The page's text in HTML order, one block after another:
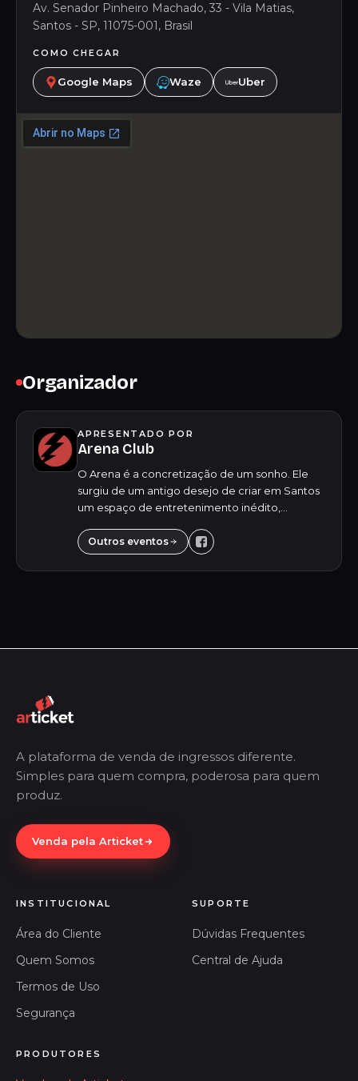
Av. Senador Pinheiro Machado, 33 - Vila Matias,
Santos - SP, 11075-001, Brasil
COMO CHEGAR
Google Maps Waze Uber
Organizador
APRESENTADO POR
Arena Club
O Arena é a concretização de um sonho. Ele
surgiu de um antigo desejo de criar em Santos
um espaço de entretenimento inédito,
experiência única e inesquecível. Destacando-
se pela versa...
Outros eventos
A plataforma de venda de ingressos diferente.
Simples para quem compra, poderosa para quem
produz.
Venda pela Articket
INSTITUCIONAL
Área do Cliente
Quem Somos
Termos de Uso
Segurança
SUPORTE
Dúvidas Frequentes
Central de Ajuda
PRODUTORES